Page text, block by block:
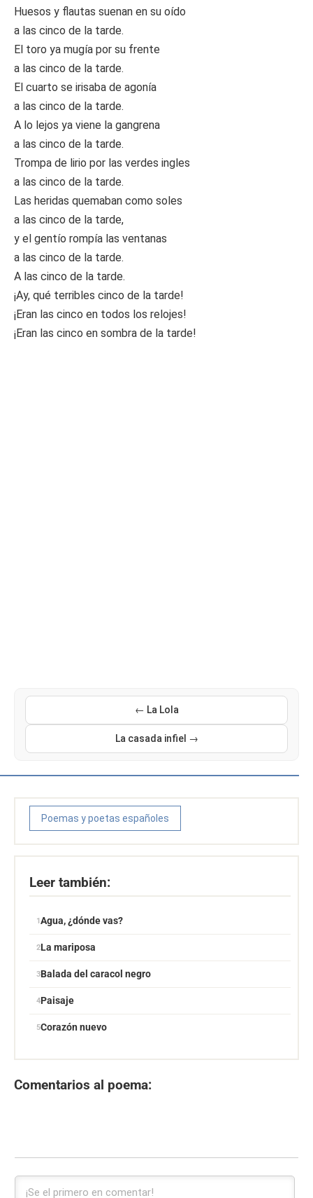
Huesos y flautas suenan en su oído
a las cinco de la tarde.
El toro ya mugía por su frente
a las cinco de la tarde.
El cuarto se irisaba de agonía
a las cinco de la tarde.
A lo lejos ya viene la gangrena
a las cinco de la tarde.
Trompa de lirio por las verdes ingles
a las cinco de la tarde.
Las heridas quemaban como soles
a las cinco de la tarde,
y el gentío rompía las ventanas
a las cinco de la tarde.
A las cinco de la tarde.
¡Ay, qué terribles cinco de la tarde!
¡Eran las cinco en todos los relojes!
¡Eran las cinco en sombra de la tarde!
← La Lola
La casada infiel →
Poemas y poetas españoles
Leer también:
Agua, ¿dónde vas?
La mariposa
Balada del caracol negro
Paisaje
Corazón nuevo
Comentarios al poema: